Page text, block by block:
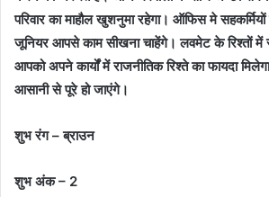
परिवार का माहौल खुशनुमा रहेगा। ऑफिस मे सहकर्मियों
जूनियर आपसे काम सीखना चाहेंगे। लवमेट के रिश्तों
आपको अपने कार्यों में राजनीतिक रिश्ते का फायदा
आसानी से पूरे हो जाएंगे।
शुभ रंग – ब्राउन
शुभ अंक – 2